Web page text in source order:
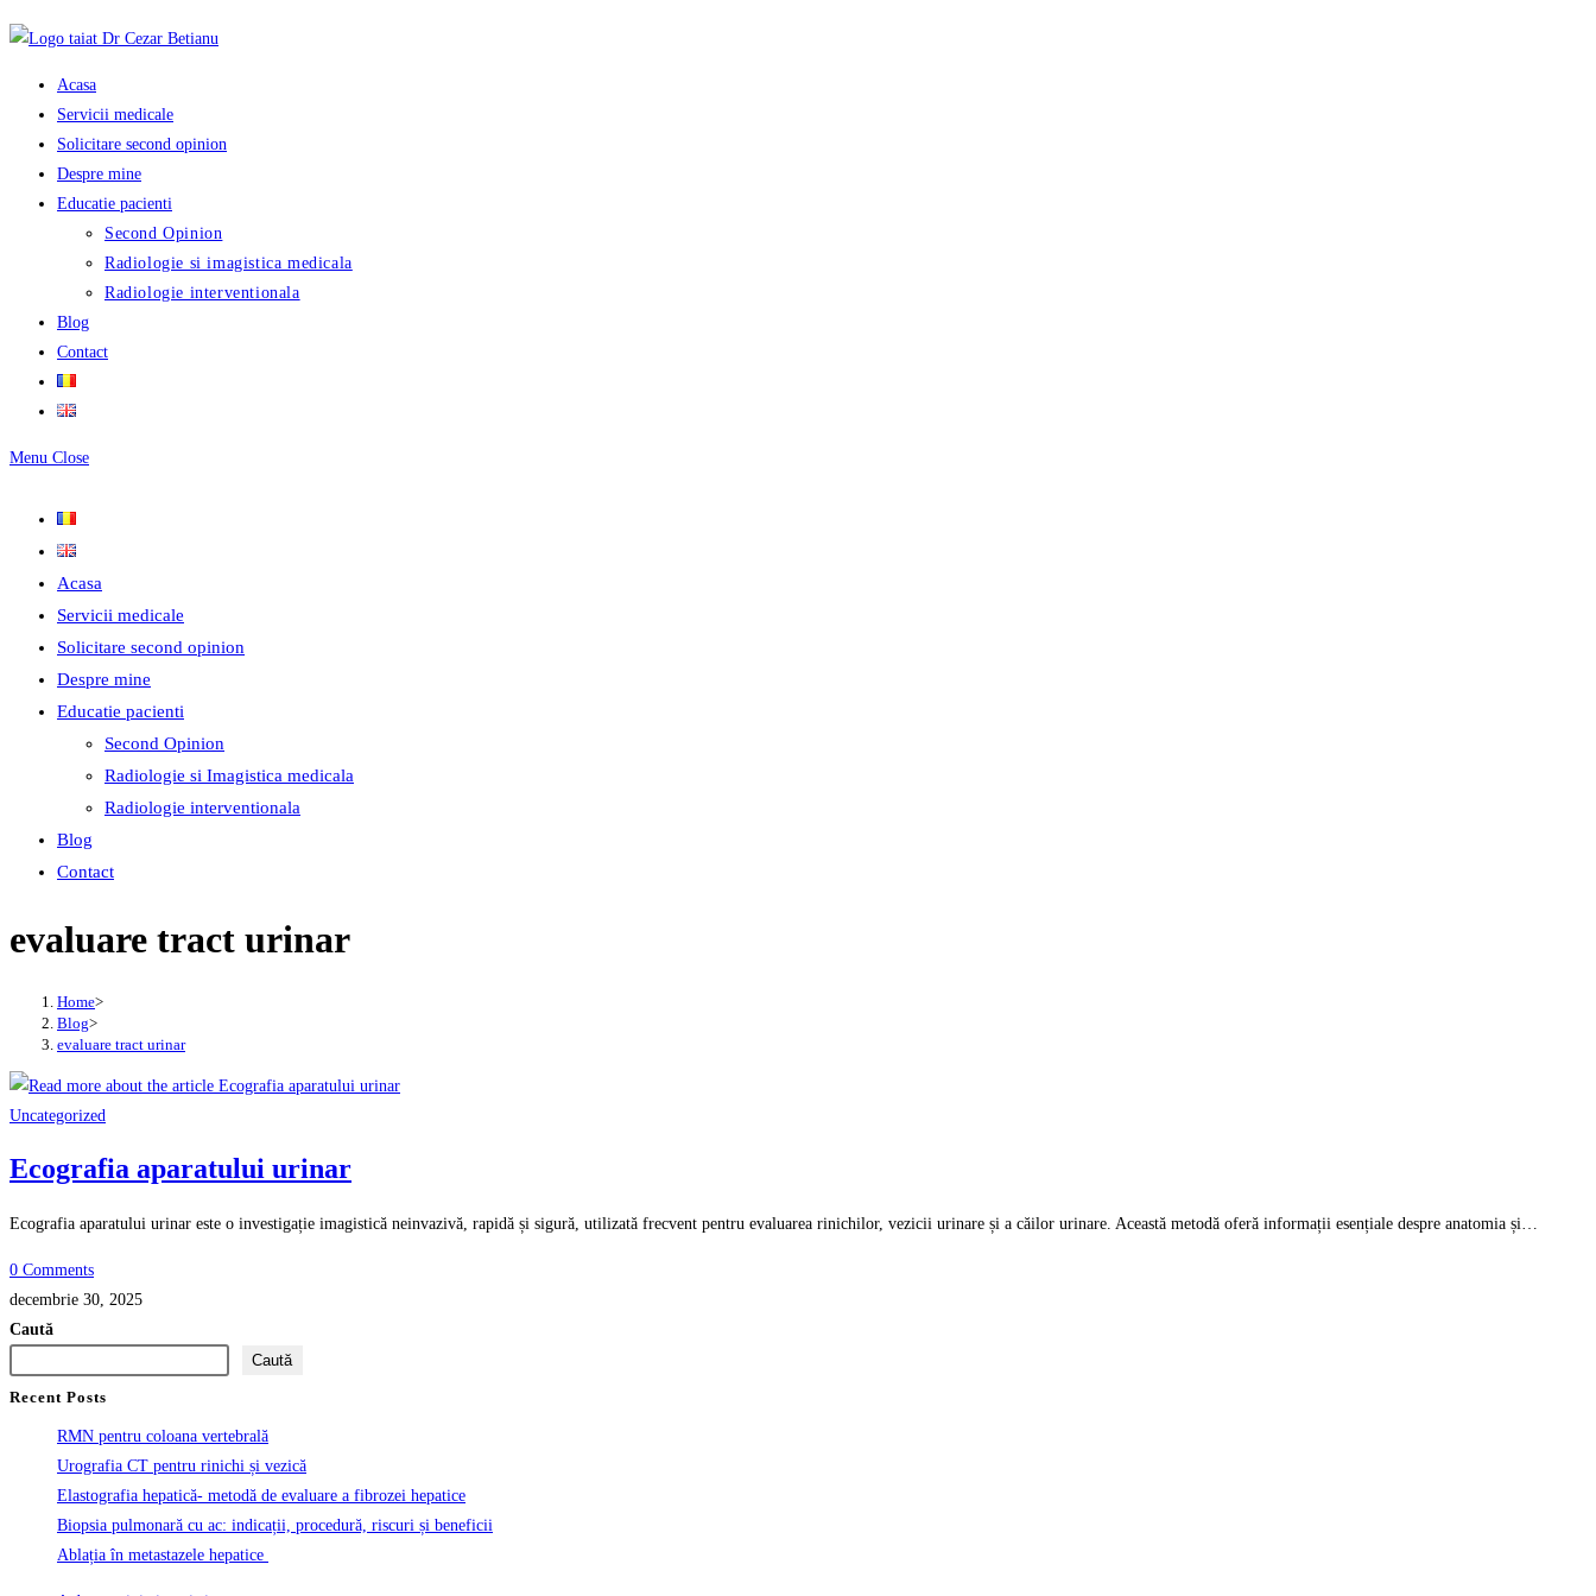
Skip
content Acasa
Servicii medicale
Solicitare second opinion
Despre mine
Educatie pacienti
Second Opinion
Radiologie si imagistica medicala
Radiologie interventionala
Blog
Contact
Menu Close
Acasa
Servicii medicale
Solicitare second opinion
Despre mine
Educatie pacienti
Second Opinion
Radiologie si Imagistica medicala
Radiologie interventionala
Blog
Contact
evaluare tract urinar
Home>
Blog>
evaluare tract urinar
Uncategorized
Ecografia aparatului urinar
Ecografia aparatului urinar este o investigație imagistică neinvazivă, rapidă și sigură, utilizată frecvent pentru evaluarea rinichilor, vezicii urinare și a căilor urinare. Această metodă oferă informații esențiale despre anatomia și…
0 Comments
decembrie 30, 2025
Caută
Caută
Recent Posts
RMN pentru coloana vertebrală
Urografia CT pentru rinichi și vezică
Elastografia hepatică- metodă de evaluare a fibrozei hepatice
Biopsia pulmonară cu ac: indicații, procedură, riscuri și beneficii
Ablația în metastazele hepatice